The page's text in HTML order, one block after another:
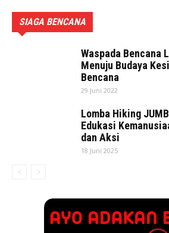
SIAGA BENCANA
Waspada Bencana
Menuju Budaya
Bencana
29 Juni 2022
Lomba Hiking
Edukasi
dan Aksi
18 Juni 2025